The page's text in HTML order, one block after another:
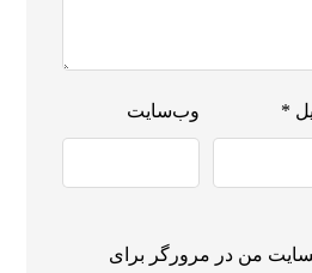
* وب‌سایت
من در مرورگر برای